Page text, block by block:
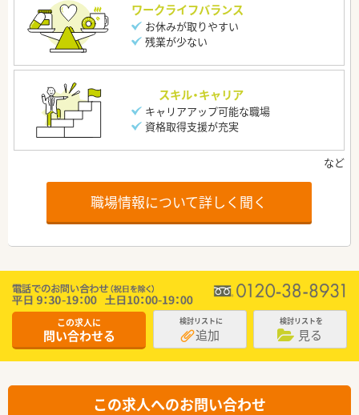
ワークライフバランス
お休みが取りやすい
残業が少ない
スキル・キャリア
キャリアアップ可能な職場
資格取得支援が充実
職場情報について詳しく聞く
この求人に
問い合わせる
検討リストに
追加
検討リストを
見る
この求人へのお問い合わせ